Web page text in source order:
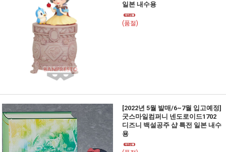
일본 내수용
(품절)
[2022년 5월 발매/6~7월 입고예정]
굿스마일컴퍼니 넨도로이드1702
디즈니 백설공주 샵 특전 일본 내수
용